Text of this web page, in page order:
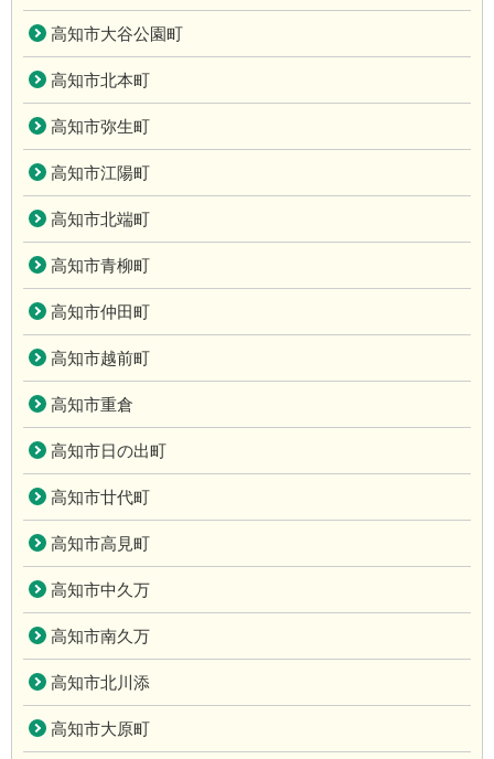
高知市大谷公園町
高知市北本町
高知市弥生町
高知市江陽町
高知市北端町
高知市青柳町
高知市仲田町
高知市越前町
高知市重倉
高知市日の出町
高知市廿代町
高知市高見町
高知市中久万
高知市南久万
高知市北川添
高知市大原町